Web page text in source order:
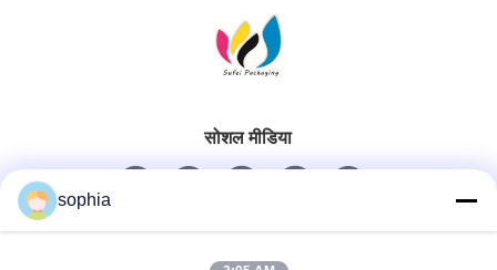
सोशल मीडिया
त्वरित संपर्क
sophia